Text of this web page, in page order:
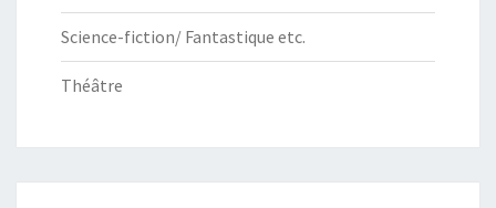
Science-fiction/ Fantastique etc.
Théâtre